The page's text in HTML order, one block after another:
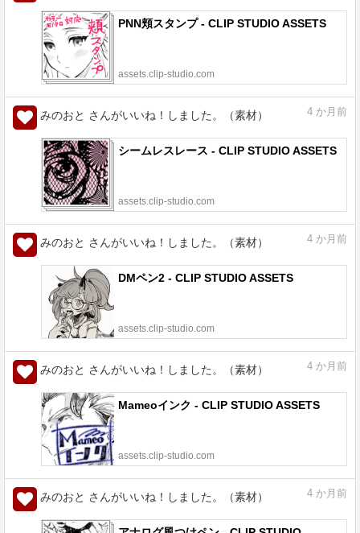
PNN頬スタンプ - CLIP STUDIO ASSETS
assets.clip-studio.com
みのおと さんがいいね！しました。（素材） 4 か月前
シームレスレース - CLIP STUDIO ASSETS
assets.clip-studio.com
みのおと さんがいいね！しました。（素材） 4 か月前
DMペン2 - CLIP STUDIO ASSETS
assets.clip-studio.com
みのおと さんがいいね！しました。（素材） 4 か月前
Mameoインク - CLIP STUDIO ASSETS
assets.clip-studio.com
みのおと さんがいいね！しました。（素材） 4 か月前